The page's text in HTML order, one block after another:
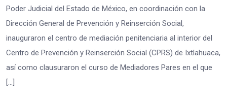
Poder Judicial del Estado de México, en coordinación con la
Dirección General de Prevención y Reinserción Social,
inauguraron el centro de mediación penitenciaria al interior del
Centro de Prevención y Reinserción Social (CPRS) de Ixtlahuaca,
así como clausuraron el curso de Mediadores Pares en el que
[…]